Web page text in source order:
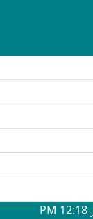
12:18 PM